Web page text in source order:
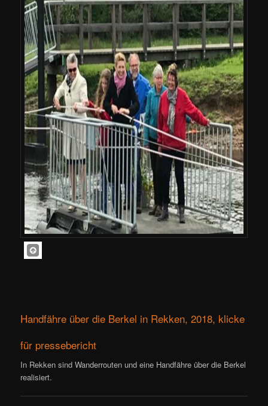
Handfähre über die Berkel in Rekken, 2018, klicke
für pressebericht
In Rekken sind Wanderrouten und eine Handfähre über die Berkel
realisiert.